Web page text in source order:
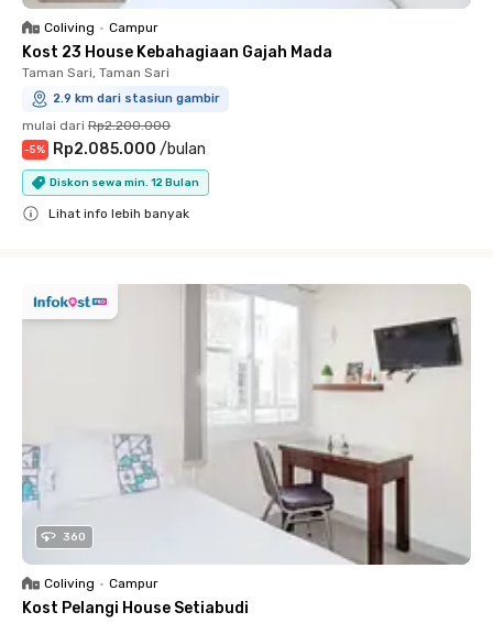
Coliving • Campur
Kost 23 House Kebahagiaan Gajah Mada
Taman Sari, Taman Sari
2.9 km dari stasiun gambir
mulai dari Rp2.200.000
-5% Rp2.085.000 /bulan
Diskon sewa min. 12 Bulan
Lihat info lebih banyak
360
Coliving • Campur
Kost Pelangi House Setiabudi